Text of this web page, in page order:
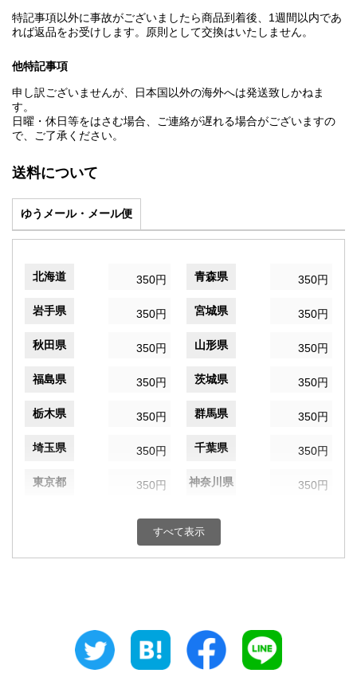
特記事項以外に事故がございましたら商品到着後、1週間以内であ
れば返品をお受けします。原則として交換はいたしません。
他特記事項
申し訳ございませんが、日本国以外の海外へは発送致しかねま
す。
日曜・休日等をはさむ場合、ご連絡が遅れる場合がございますの
で、ご了承ください。
送料について
ゆうメール・メール便
北海道 350円 青森県 350円
岩手県 350円 宮城県 350円
秋田県 350円 山形県 350円
福島県 350円 茨城県 350円
栃木県 350円 群馬県 350円
埼玉県 350円 千葉県 350円
東京都 350円 神奈川県 350円
350円 富山県
350円 三重県
すべて表示